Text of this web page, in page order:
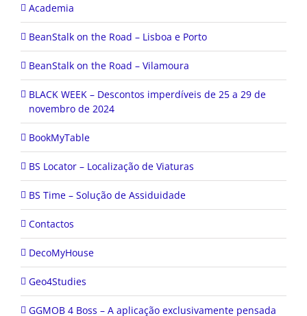
Academia
BeanStalk on the Road – Lisboa e Porto
BeanStalk on the Road – Vilamoura
BLACK WEEK – Descontos imperdíveis de 25 a 29 de
novembro de 2024
BookMyTable
BS Locator – Localização de Viaturas
BS Time – Solução de Assiduidade
Contactos
DecoMyHouse
Geo4Studies
GGMOB 4 Boss – A aplicação exclusivamente pensada